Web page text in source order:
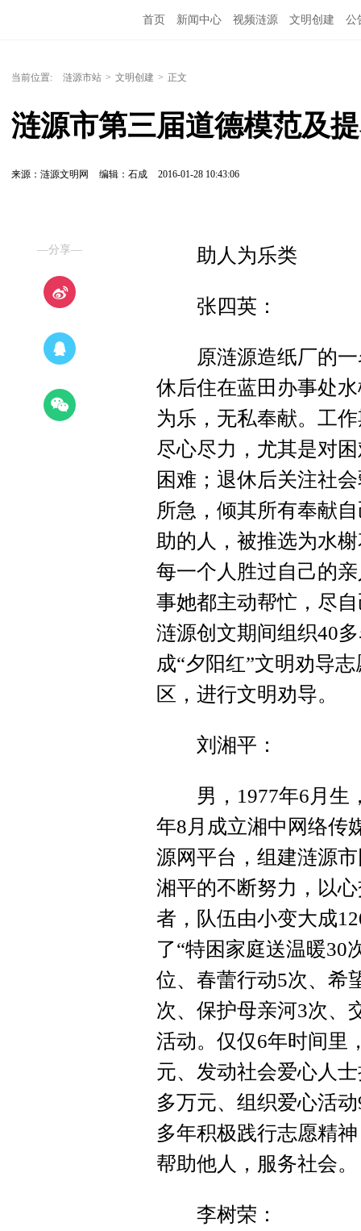
首页 新闻中心 视频涟源 文明创建 公
当前位置: 涟源市站 > 文明创建 > 正文
涟源市第三届道德模范及
来源：涟源文明网 编辑：石成 2016-01-28 10:43:06
—分享— 助人为乐类
张四英：
原涟源造纸厂的一
休后住在蓝田办事处
为乐，无私奉献。工
尽心尽力，尤其是对
困难；退休后关注社
所急，倾其所有奉献
助的人，被推选为水
每一个人胜过自己的
事她都主动帮忙，尽
涟源创文期间组织40
成“夕阳红”文明劝导
区，进行文明劝导。
刘湘平：
男，1977年6月生，
年8月成立湘中网络传
源网平台，组建涟源
湘平的不断努力，以
者，队伍由小变大成
了“特困家庭送温暖30
位、春蕾行动5次、希
次、保护母亲河3次、
活动。仅仅6年时间里
元、发动社会爱心人
多万元、组织爱心活
多年积极践行志愿精
帮助他人，服务社会。
李树荣：